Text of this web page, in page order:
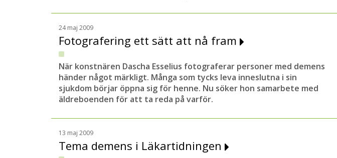
24 maj 2009
Fotografering ett sätt att nå fram
När konstnären Dascha Esselius fotograferar personer med demens
händer något märkligt. Många som tycks leva inneslutna i sin
sjukdom börjar öppna sig för henne. Nu söker hon samarbete med
äldreboenden för att ta reda på varför.
13 maj 2009
Tema demens i Läkartidningen